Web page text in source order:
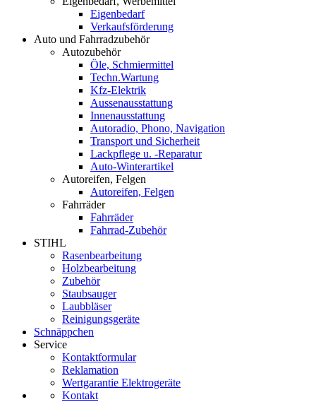
Eigenbedarf
Verkaufsförderung
Auto und Fahrradzubehör
Autozubehör
Öle, Schmiermittel
Techn.Wartung
Kfz-Elektrik
Aussenausstattung
Innenausstattung
Autoradio, Phono, Navigation
Transport und Sicherheit
Lackpflege u. -Reparatur
Auto-Winterartikel
Autoreifen, Felgen
Autoreifen, Felgen
Fahrräder
Fahrräder
Fahrrad-Zubehör
STIHL
Rasenbearbeitung
Holzbearbeitung
Zubehör
Staubsauger
Laubbläser
Reinigungsgeräte
Schnäppchen
Service
Kontaktformular
Reklamation
Wertgarantie Elektrogeräte
Kontakt